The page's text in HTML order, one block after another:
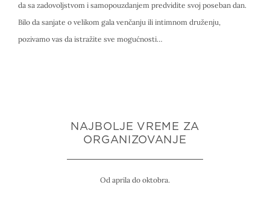
da sa zadovoljstvom i samopouzdanjem predvidite svoj poseban dan.
Bilo da sanjate o velikom gala venčanju ili intimnom druženju,
pozivamo vas da istražite sve mogućnosti…
NAJBOLJE VREME ZA
ORGANIZOVANJE
Od aprila do oktobra.